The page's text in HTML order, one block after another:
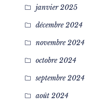
janvier 2025
décembre 2024
novembre 2024
octobre 2024
septembre 2024
août 2024